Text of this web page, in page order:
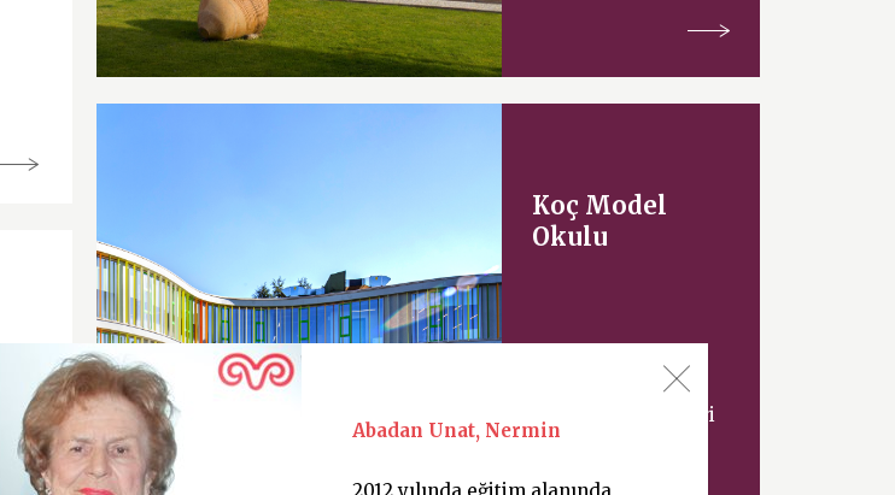
Koç Model
Okulu
Uluslararası mimari
tasarım şirketi
Milli Eğitim
Abadan Unat, Nermin